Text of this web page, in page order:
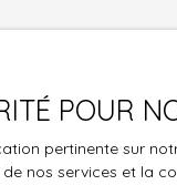
POUR
pertinente sur
nos services et la